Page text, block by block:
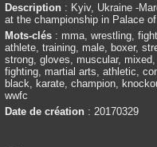
Description : Kyiv, Ukraine -
at the championship in Palace
Mots-clés : mma, wrestling,
athlete, training, male, boxer,
strong, gloves, muscular,
fighting, martial arts, athletic,
black, karate, champion,
wwfc
Date de création : 20170329